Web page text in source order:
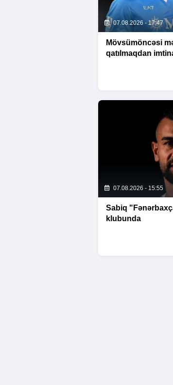
07.08.2026 - 17:47
Mövsümöncəsi
qatılmaqdan
07.08.2026 - 15:55
Sabiq
klubunda